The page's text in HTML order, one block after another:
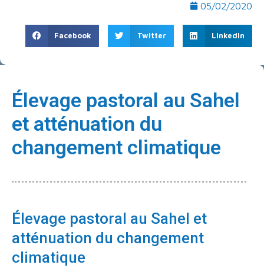
05/02/2020
Facebook Twitter LinkedIn
Élevage pastoral au Sahel
et atténuation du
changement climatique
Élevage pastoral au Sahel et
atténuation du changement
climatique